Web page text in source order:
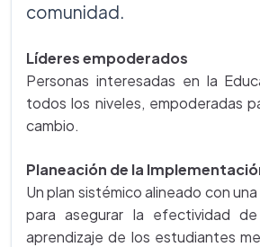
comunidad.
Líderes empoderados
Personas interesadas en la
todos los niveles, empoderadas
cambio.
Planeación de la
Un plan sistémico alineado con
para asegurar la efectividad
aprendizaje de los estudiantes